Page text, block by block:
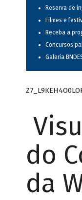
Reserva de
Filmes e
Receba a
Concursos
Galeria
do
da